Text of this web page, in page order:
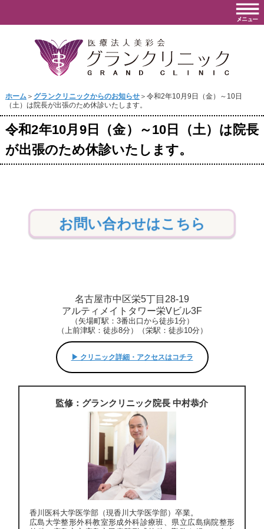
ホーム＞ グランクリニックからのお知らせ＞令和2年10月9日（金）～10日
（土）は院長が出張のため休診いたします。
令和2年10月9日（金）～10日（土）は院長
が出張のため休診いたします。
お問い合わせはこちら
名古屋市中区栄5丁目28-19
アルティメイトタワー栄Vビル3F
（矢場町駅：3番出口から徒歩1分）
（上前津駅：徒歩8分）（栄駅：徒歩10分）
▶︎ クリニック詳細・アクセスはコチラ
監修：グランクリニック院長 中村恭介
香川医科大学医学部（現香川大学医学部）卒業。
広島大学整形外科教室形成外科診療班、県立広島病院整形